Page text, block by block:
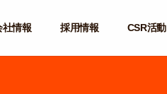
社情報 採用情報 CSR活動